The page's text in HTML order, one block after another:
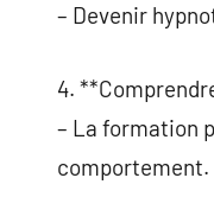
– Devenir
4.
– La formation
comportement.